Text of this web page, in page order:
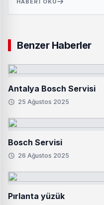
HABERI OKU
Benzer Haberler
Antalya Bosch Servisi
25 Ağustos 2025
Bosch Servisi
26 Ağustos 2025
Pırlanta yüzük